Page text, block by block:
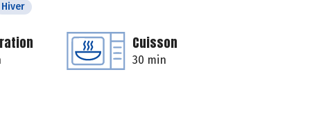
Hiver
Cuisson
30 min